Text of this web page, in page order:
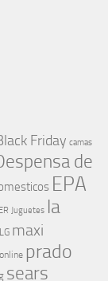
Friday camas
de
EPA
Juguetes la
LG maxi
online prado
sears